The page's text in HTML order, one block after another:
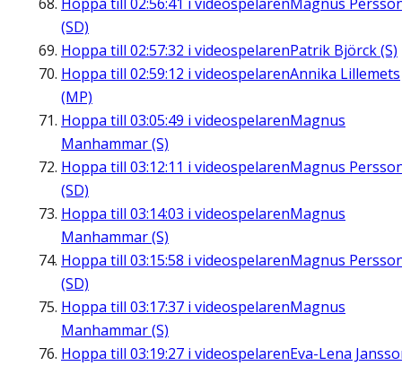
(SD)
Hoppa till 02:57:32 i videospelarenPatrik Björck (S)
Hoppa till 02:59:12 i videospelarenAnnika Lillemets
(MP)
Hoppa till 03:05:49 i videospelarenMagnus
Manhammar (S)
Hoppa till 03:12:11 i videospelarenMagnus
(SD)
Hoppa till 03:14:03 i videospelarenMagnus
Manhammar (S)
Hoppa till 03:15:58 i videospelarenMagnus
(SD)
Hoppa till 03:17:37 i videospelarenMagnus
Manhammar (S)
Hoppa till 03:19:27 i videospelarenEva-Lena